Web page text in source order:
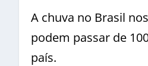
A chuva no Brasil
podem passar de
país.